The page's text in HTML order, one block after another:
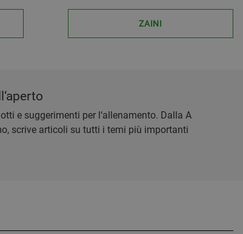
ZAINI
e suggerimenti per l‘allenamento. Dalla A
scrive articoli su tutti i temi più importanti